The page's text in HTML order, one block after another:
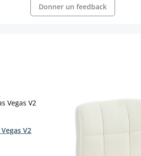
Donner un feedback
V2